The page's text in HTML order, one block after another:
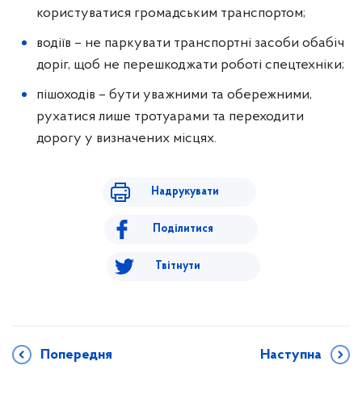
користуватися громадським транспортом;
водіїв – не паркувати транспортні засоби обабіч
доріг, щоб не перешкоджати роботі спецтехніки;
пішоходів – бути уважними та обережними,
рухатися лише тротуарами та переходити
дорогу у визначених місцях.
Надрукувати
Поділитися
Твітнути
Попередня Наступна